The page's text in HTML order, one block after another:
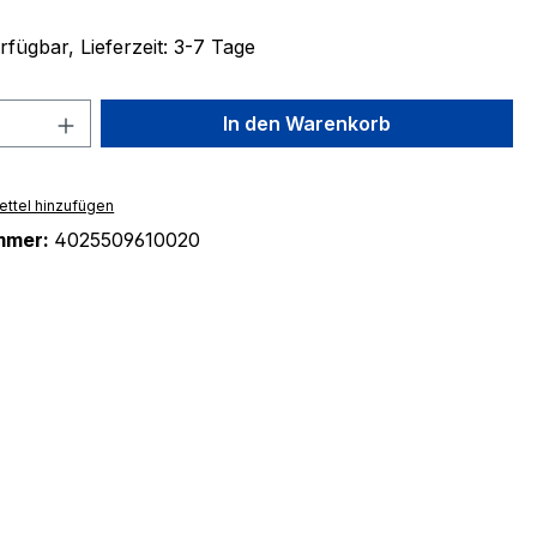
Lieferzeit: 3-7 Tage
Anzahl: Gib den gewünschten Wert
In den Warenkorb
hinzufügen
4025509610020